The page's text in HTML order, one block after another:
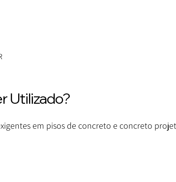
Utilizado?
em pisos de concreto e concreto